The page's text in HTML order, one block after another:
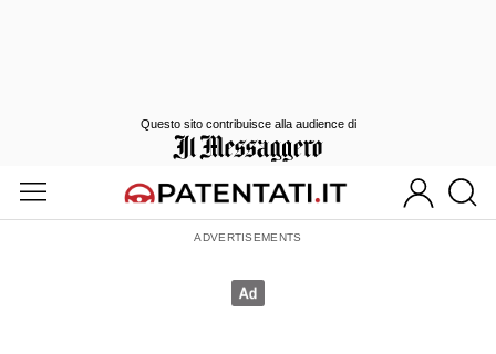
Questo sito contribuisce alla audience di